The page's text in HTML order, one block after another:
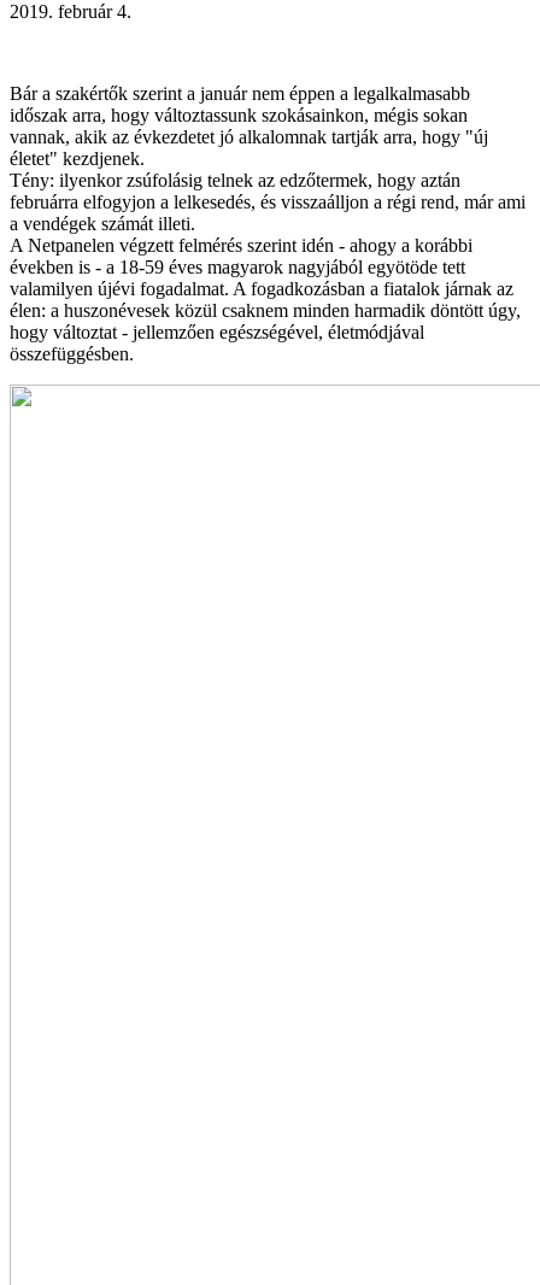
2019. február 4.
Bár a szakértők szerint a január nem éppen a legalkalmasabb
időszak arra, hogy változtassunk szokásainkon, mégis sokan
vannak, akik az évkezdetet jó alkalomnak tartják arra, hogy "új
életet" kezdjenek.
Tény: ilyenkor zsúfolásig telnek az edzőtermek, hogy aztán
februárra elfogyjon a lelkesedés, és visszaálljon a régi rend, már ami
a vendégek számát illeti.
A Netpanelen végzett felmérés szerint idén - ahogy a korábbi
években is - a 18-59 éves magyarok nagyjából egyötöde tett
valamilyen újévi fogadalmat. A fogadkozásban a fiatalok járnak az
élen: a huszonévesek közül csaknem minden harmadik döntött úgy,
hogy változtat - jellemzően egészségével, életmódjával
összefüggésben.